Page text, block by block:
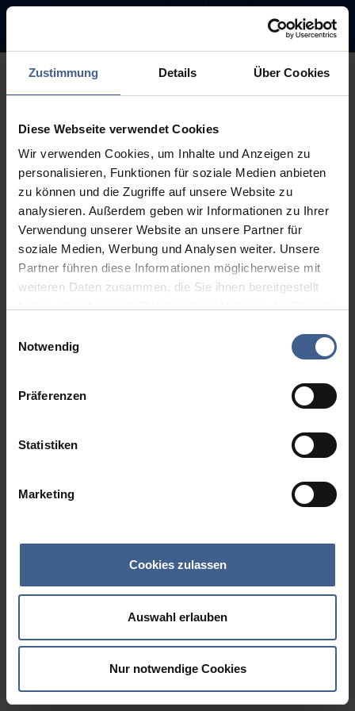
Zustimmung Details Über Cookies
Diese Webseite verwendet Cookies
Wir verwenden Cookies, um Inhalte und Anzeigen zu
personalisieren, Funktionen für soziale Medien anbieten
zu können und die Zugriffe auf unsere Website zu
analysieren. Außerdem geben wir Informationen zu Ihrer
Verwendung unserer Website an unsere Partner für
soziale Medien, Werbung und Analysen weiter. Unsere
Partner führen diese Informationen möglicherweise mit
weiteren Daten zusammen, die Sie ihnen bereitgestellt
Weitere Informationen finden Sie in unseren
Notwendig
Präferenzen
Statistiken
Marketing
Cookies zulassen
Auswahl erlauben
Nur notwendige Cookies
Entschuldigung diese Seite ist
leider nicht verfügbar
Der Link, dem Sie gefolgt sind, ist möglicherweise defekt oder die
Seite wurde entfernt.
Zurück zur Startseite Zur Suche